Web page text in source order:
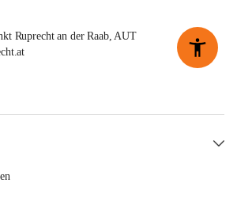
Ruprecht an der Raab, AUT